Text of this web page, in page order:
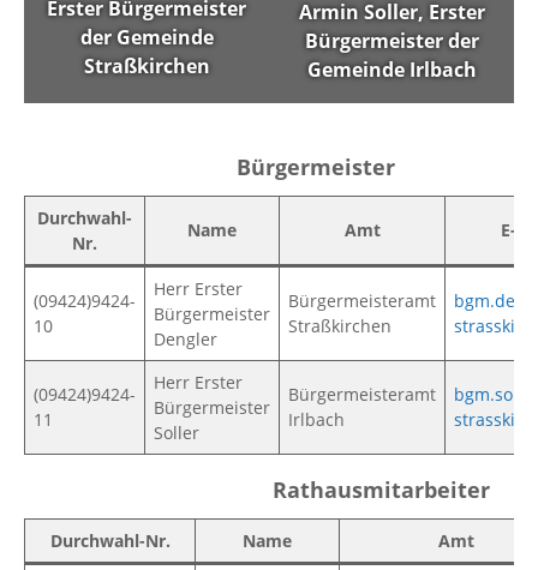
Erster Bürgermeister
der Gemeinde
Straßkirchen
Armin Soller, Erster
Bürgermeister der
Gemeinde Irlbach
Bürgermeister
Durchwahl-
Nr.
Name Amt E-
(09424)9424-
10
Herr Erster
Bürgermeister
Dengler
Bürgermeisteramt
Straßkirchen
(09424)9424-
11
Herr Erster
Bürgermeister
Soller
Bürgermeisteramt
Irlbach
Rathausmitarbeiter
Durchwahl-Nr. Name Amt